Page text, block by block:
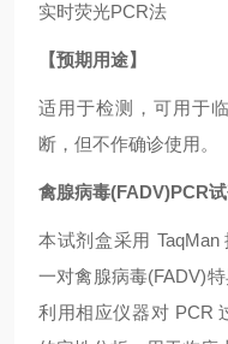
实时荧光PCR法
【预期用途】
适用于检测，可用于
断，但不作确诊使用。
禽腺病毒(FADV)PCR试
本试剂盒采用
一对禽腺病毒(FADV)
利用相应仪器对 PCR